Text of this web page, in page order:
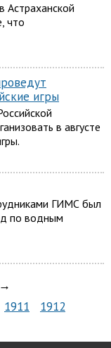
Астраханской
что
игры
в августе
ГИМС был
по водным
→
1911
1912